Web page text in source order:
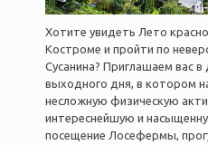
Хотите увидеть Лето
Костроме и пройти по
Сусанина? Приглашаем вас
выходного дня, в котором
несложную физическую
интереснейшую и
посещение Лосефермы,